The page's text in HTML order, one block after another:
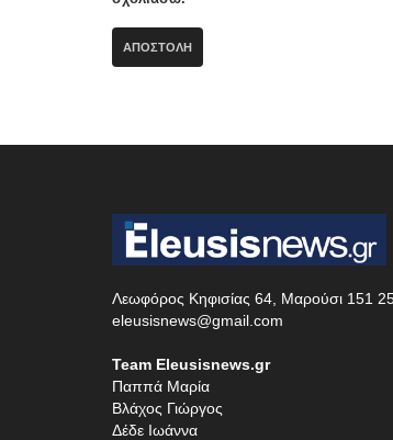
Λεωφόρος Κηφισίας 64, Μαρούσι 151
eleusisnews@gmail.com
Team Eleusisnews.gr
Παππά Μαρία
Βλάχος Γιώργος
Δέδε Ιωάννα